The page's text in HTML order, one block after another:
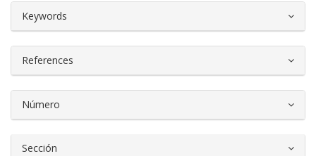
Keywords
References
Número
Sección